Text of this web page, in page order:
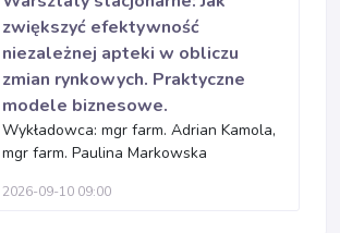
zwiększyć efektywność
niezależnej apteki w obliczu
zmian rynkowych. Praktyczne
modele biznesowe.
Wykładowca: mgr farm. Adrian Kamola,
mgr farm. Paulina Markowska
2026-09-10 09:00